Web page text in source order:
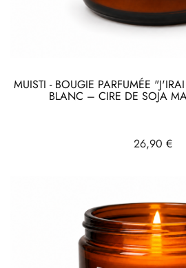
MUISTI - BOUGIE PARFUMÉE
BLANC – CIRE DE SOJA
Prix
26,90 €